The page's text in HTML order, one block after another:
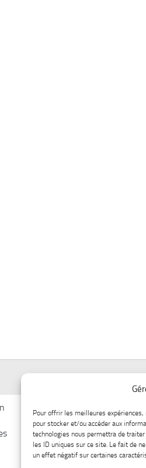
Pour offrir les meilleures
pour stocker et/ou accéder aux
technologies nous permettra de
les ID uniques sur ce site. Le fait de
un effet négatif sur certaines
Afficher chez nous Lac-